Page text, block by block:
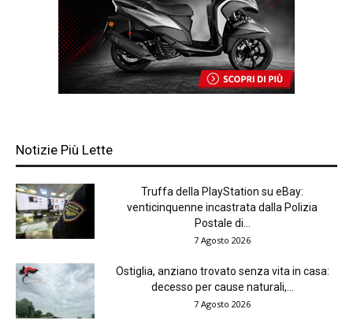
Notizie Più Lette
Truffa della PlayStation su eBay:
venticinquenne incastrata dalla Polizia
Postale di...
7 Agosto 2026
Ostiglia, anziano trovato senza vita in casa:
decesso per cause naturali,...
7 Agosto 2026